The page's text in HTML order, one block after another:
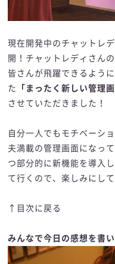
現在開発中のチャットレ
開！チャットレディさん
皆さんが飛躍できるよう
た
「まったく新しい管理画
させていただきました！
自分一人でもモチベーシ
夫満載の管理画面になっ
つ部分的に新機能を導入
て行くので、楽しみにし
↑目次に戻る
みんなで今日の感想を書い